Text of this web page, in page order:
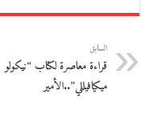
السابق
قراءة معاصرة لكتاب “نيكولو
ميكيافيللي”..الأمير